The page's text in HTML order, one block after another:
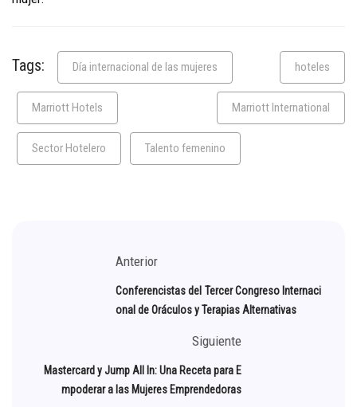
Tags: Día internacional de las mujeres hoteles
Marriott Hotels Marriott International
Sector Hotelero Talento femenino
Anterior
Conferencistas del Tercer Congreso Internaci
onal de Oráculos y Terapias Alternativas
Siguiente
Mastercard y Jump All In: Una Receta para E
mpoderar a las Mujeres Emprendedoras